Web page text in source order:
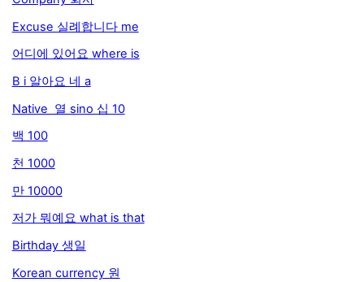
Excuse 실례합니다 me
어디에 있어요 where is
B i 알아요 네 a
Native 열 sino 십 10
백 100
천 1000
만 10000
저가 뭐예요 what is that
Birthday 생일
Korean currency 원